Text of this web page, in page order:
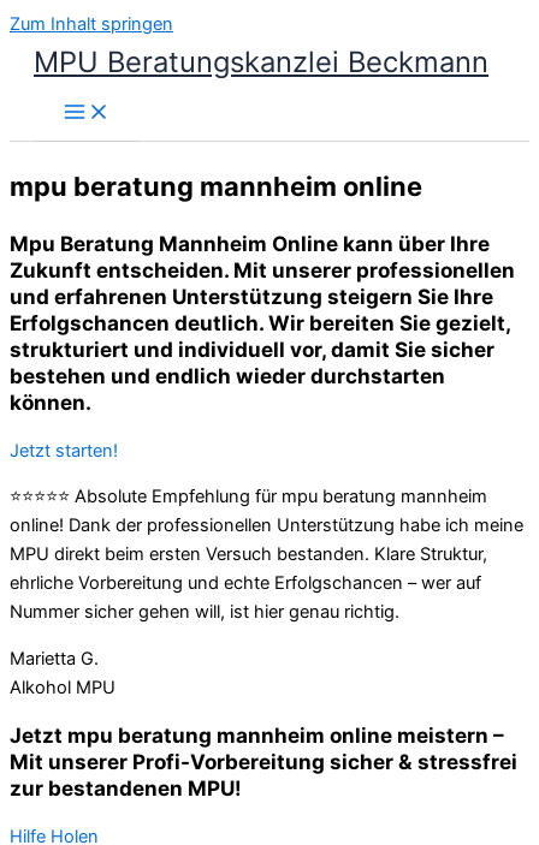
Zum Inhalt springen
MPU Beratungskanzlei Beckmann
mpu beratung mannheim online
Mpu Beratung Mannheim Online kann über Ihre
Zukunft entscheiden. Mit unserer professionellen
und erfahrenen Unterstützung steigern Sie Ihre
Erfolgschancen deutlich. Wir bereiten Sie gezielt,
strukturiert und individuell vor, damit Sie sicher
bestehen und endlich wieder durchstarten
können.
Jetzt starten!
⭐⭐⭐⭐⭐ Absolute Empfehlung für mpu beratung mannheim
online! Dank der professionellen Unterstützung habe ich meine
MPU direkt beim ersten Versuch bestanden. Klare Struktur,
ehrliche Vorbereitung und echte Erfolgschancen – wer auf
Nummer sicher gehen will, ist hier genau richtig.
Marietta G.
Alkohol MPU
Jetzt mpu beratung mannheim online meistern –
Mit unserer Profi-Vorbereitung sicher & stressfrei
zur bestandenen MPU!
Hilfe Holen